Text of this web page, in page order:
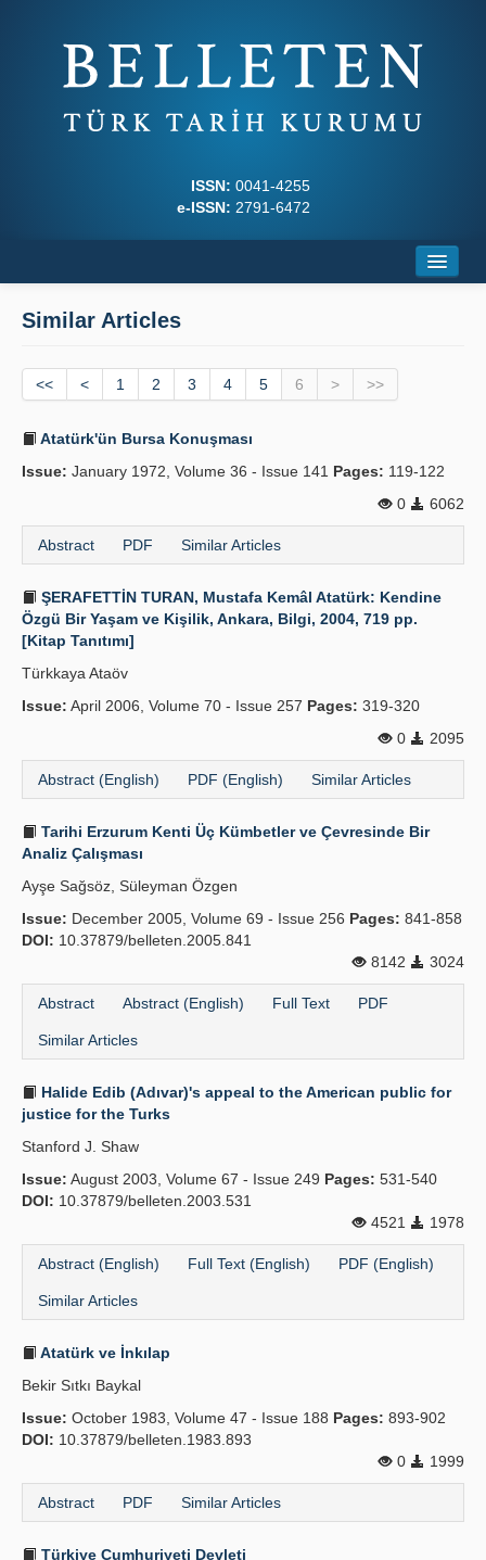
ISSN: 0041-4255
e-ISSN: 2791-6472
Journal Boards
Principles
Contact Us
Similar Articles
<< < 1 2 3 4 5 6 > >>
Atatürk'ün Bursa Konuşması
Issue: January 1972, Volume 36 - Issue 141 Pages: 119-122
0
6062
Abstract PDF Similar Articles
ŞERAFETTİN TURAN, Mustafa Kemâl Atatürk: Kendine
Özgü Bir Yaşam ve Kişilik, Ankara, Bilgi, 2004, 719 pp.
[Kitap Tanıtımı]
Türkkaya Ataöv
Issue: April 2006, Volume 70 - Issue 257 Pages: 319-320
0
2095
Abstract (English) PDF (English) Similar Articles
Tarihi Erzurum Kenti Üç Kümbetler ve Çevresinde Bir
Analiz Çalışması
Ayşe Sağsöz, Süleyman Özgen
Issue: December 2005, Volume 69 - Issue 256 Pages: 841-858
DOI: 10.37879/belleten.2005.841
8142
3024
Abstract Abstract (English) Full Text PDF
Similar Articles
Halide Edib (Adıvar)'s appeal to the American public for
justice for the Turks
Stanford J. Shaw
Issue: August 2003, Volume 67 - Issue 249 Pages: 531-540
DOI: 10.37879/belleten.2003.531
4521
1978
Abstract (English) Full Text (English) PDF (English)
Similar Articles
Atatürk ve İnkılap
Bekir Sıtkı Baykal
Issue: October 1983, Volume 47 - Issue 188 Pages: 893-902
DOI: 10.37879/belleten.1983.893
0
1999
Abstract PDF Similar Articles
Türkiye Cumhuriyeti Devleti